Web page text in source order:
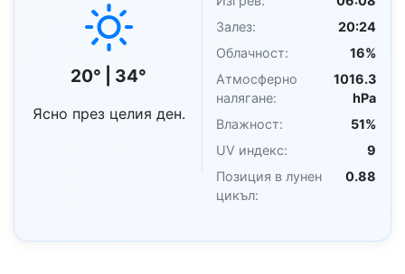
20° | 34°
Ясно през целия ден.
Залез:
20:24
Облачност:
16%
Атмосферно
налягане:
1016.3
hPa
Влажност:
51%
UV индекс:
9
Позиция в лунен
цикъл:
0.88